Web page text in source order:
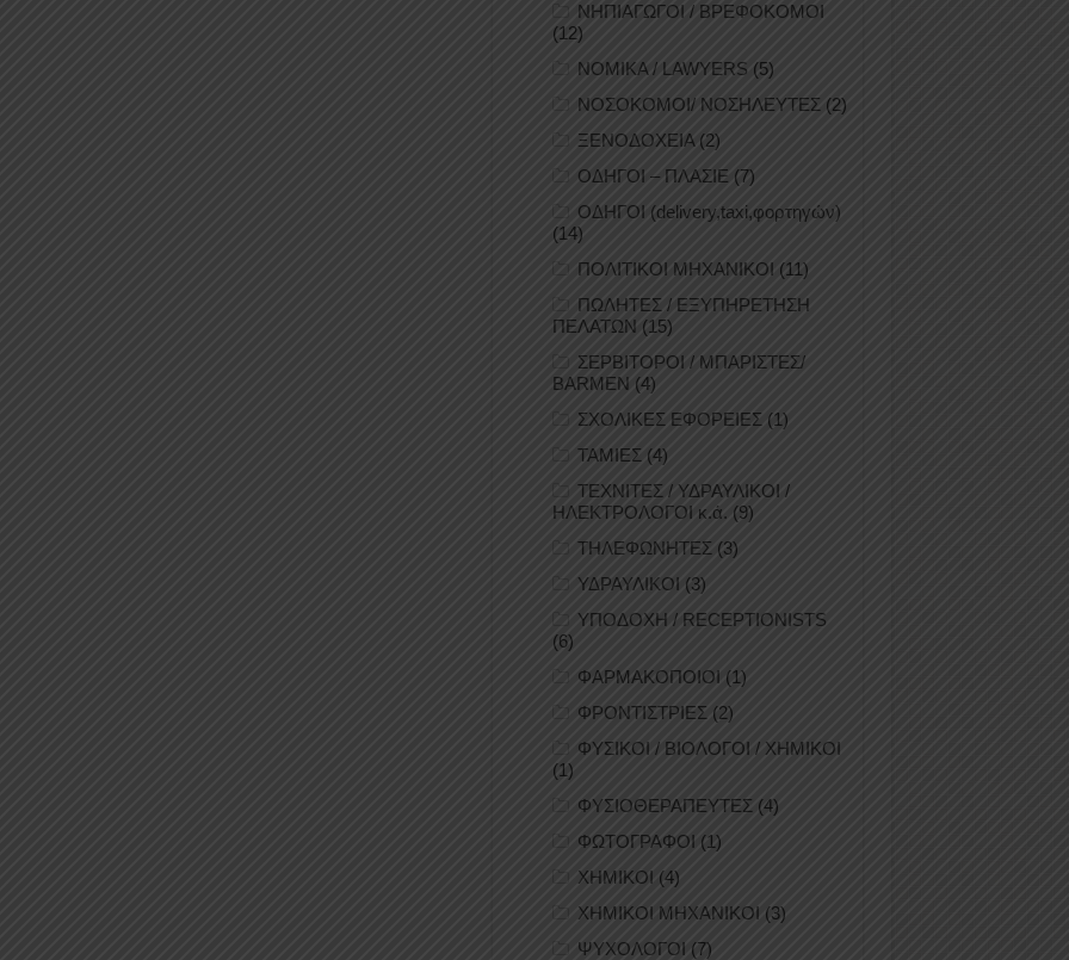
ΝΗΠΙΑΓΩΓΟΙ / ΒΡΕΦΟΚΟΜΟΙ
(12)
ΝΟΜΙΚΑ / LAWYERS (5)
ΝΟΣΟΚΟΜΟΙ/ ΝΟΣΗΛΕΥΤΕΣ (2)
ΞΕΝΟΔΟΧΕΙΑ(2)
ΟΔΗΓΟΙ – ΠΛΑΣΙΕ (7)
ΟΔΗΓΟΙ (delivery,taxi,φορτηγών)
(14)
ΠΟΛΙΤΙΚΟΙ ΜΗΧΑΝΙΚΟΙ (11)
ΠΩΛΗΤΕΣ / ΕΞΥΠΗΡΕΤΗΣΗ
ΠΕΛΑΤΩΝ (15)
ΣΕΡΒΙΤΟΡΟΙ / ΜΠΑΡΙΣΤΕΣ/
BARMEN (4)
ΣΧΟΛΙΚΕΣ ΕΦΟΡΕΙΕΣ (1)
ΤΑΜΙΕΣ (4)
ΤΕΧΝΙΤΕΣ / ΥΔΡΑΥΛΙΚΟΙ /
ΗΛΕΚΤΡΟΛΟΓΟΙ κ.ά. (9)
ΤΗΛΕΦΩΝΗΤΕΣ (3)
ΥΔΡΑΥΛΙΚΟΙ (3)
ΥΠΟΔΟΧΗ / RECEPTIONISTS
(6)
ΦΑΡΜΑΚΟΠΟΙΟΙ (1)
ΦΡΟΝΤΙΣΤΡΙΕΣ (2)
ΦΥΣΙΚΟΙ / ΒΙΟΛΟΓΟΙ / ΧΗΜΙΚΟΙ
(1)
ΦΥΣΙΟΘΕΡΑΠΕΥΤΕΣ (4)
ΦΩΤΟΓΡΑΦΟΙ (1)
ΧΗΜΙΚΟΙ (4)
ΧΗΜΙΚΟΙ ΜΗΧΑΝΙΚΟΙ (3)
ΨΥΧΟΛΟΓΟΙ (7)